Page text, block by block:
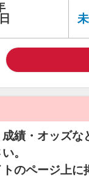
績・オッズな
。
のページ上に